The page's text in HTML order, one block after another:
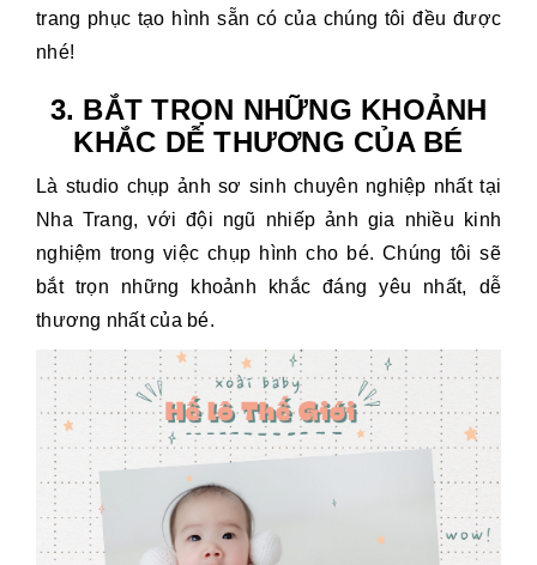
trang phục tạo hình sẵn có của chúng tôi đều được
nhé!
3. BẮT TRỌN NHỮNG KHOẢNH
KHẮC DỄ THƯƠNG CỦA BÉ
Là studio chụp ảnh sơ sinh chuyên nghiệp nhất tại
Nha Trang, với đội ngũ nhiếp ảnh gia nhiều kinh
nghiệm trong việc chụp hình cho bé. Chúng tôi sẽ
bắt trọn những khoảnh khắc đáng yêu nhất, dễ
thương nhất của bé.